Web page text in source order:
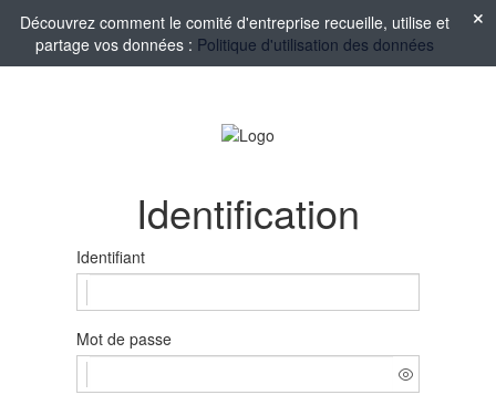
Découvrez comment le comité d'entreprise recueille, utilise et
partage vos données : Politique d'utilisation des données
Identification
Identifiant
Mot de passe